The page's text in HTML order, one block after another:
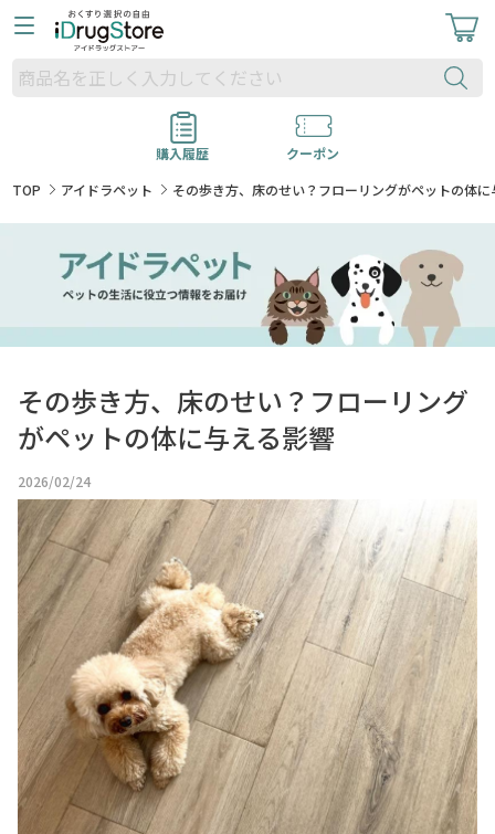
購入履歴
クーポン
TOP
アイドラペット その歩き方、床のせい？フローリングがペットの体
その歩き方、床のせい？フローリング
がペットの体に与える影響
2026/02/24